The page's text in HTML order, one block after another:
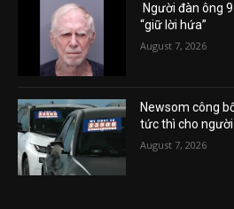
Người đàn ông
“giữ lời hứa”
August 7, 2026
Newsom công
tức thì cho người
August 7, 2026